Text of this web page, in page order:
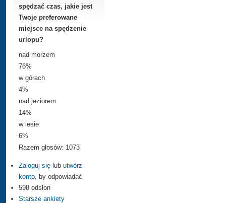
spędzać czas, jakie jest
Twoje preferowane
miejsce na spędzenie
urlopu?
nad morzem
76%
w górach
4%
nad jeziorem
14%
w lesie
6%
Razem głosów: 1073
Zaloguj się lub utwórz
konto , by odpowiadać
598 odsłon
Starsze ankiety